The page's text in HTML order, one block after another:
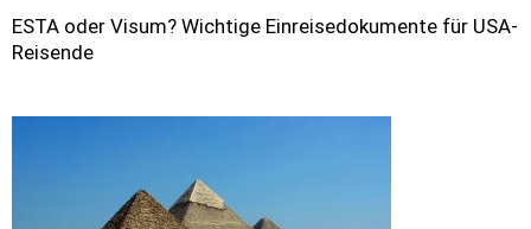
ESTA oder Visum? Wichtige Einreisedokumente für USA-
Reisende